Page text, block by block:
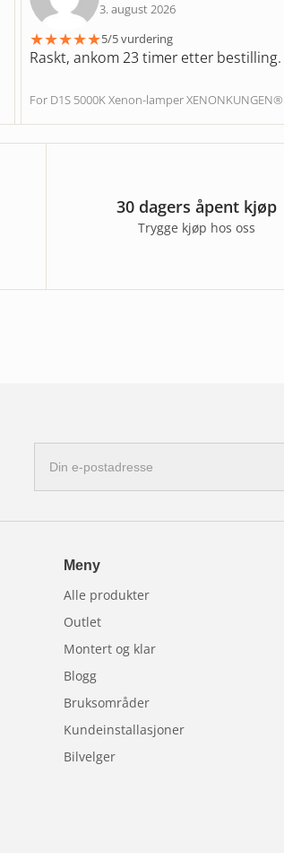
3. august 2026
★★★★★5/5 vurdering
Raskt, ankom 23 timer etter bestilling.
For D1S 5000K Xenon-lamper XENONKUNGEN®
30 dagers åpent kjøp
Trygge kjøp hos oss
postadresse
Meny
Alle produkter
Outlet
Montert og klar
Blogg
Bruksområder
Kundeinstallasjoner
Bilvelger